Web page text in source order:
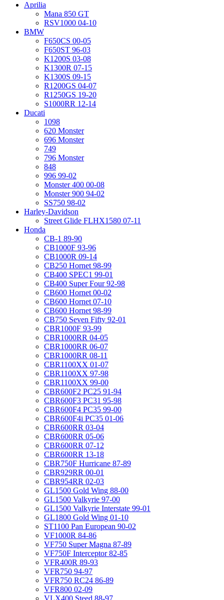
Aprilia
Mana 850 GT
RSV1000 04-10
BMW
F650CS 00-05
F650ST 96-03
K1200S 03-08
K1300R 07-15
K1300S 09-15
R1200GS 04-07
R1250GS 19-20
S1000RR 12-14
Ducati
1098
620 Monster
696 Monster
749
796 Monster
848
996 99-02
Monster 400 00-08
Monster 900 94-02
SS750 98-02
Harley-Davidson
Street Glide FLHX1580 07-11
Honda
CB-1 89-90
CB1000F 93-96
CB1000R 09-14
CB250 Hornet 98-99
CB400 SPEC1 99-01
CB400 Super Four 92-98
CB600 Hornet 00-02
CB600 Hornet 07-10
CB600 Hornet 98-99
CB750 Seven Fifty 92-01
CBR1000F 93-99
CBR1000RR 04-05
CBR1000RR 06-07
CBR1000RR 08-11
CBR1100XX 01-07
CBR1100XX 97-98
CBR1100XX 99-00
CBR600F2 PC25 91-94
CBR600F3 PC31 95-98
CBR600F4 PC35 99-00
CBR600F4i PC35 01-06
CBR600RR 03-04
CBR600RR 05-06
CBR600RR 07-12
CBR600RR 13-18
CBR750F Hurricane 87-89
CBR929RR 00-01
CBR954RR 02-03
GL1500 Gold Wing 88-00
GL1500 Valkyrie 97-00
GL1500 Valkyrie Interstate 99-01
GL1800 Gold Wing 01-10
ST1100 Pan European 90-02
VF1000R 84-86
VF750 Super Magna 87-89
VF750F Interceptor 82-85
VFR400R 89-93
VFR750 94-97
VFR750 RC24 86-89
VFR800 02-09